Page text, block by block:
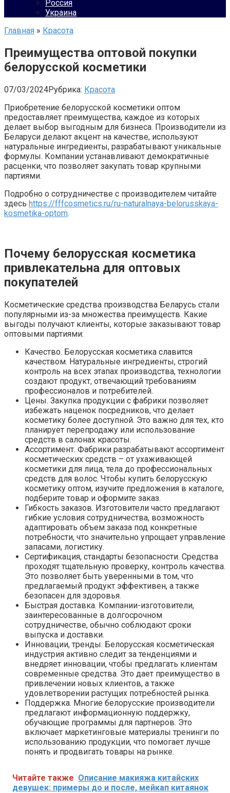
Россия
Украина
Главная » Красота
Преимущества оптовой покупки
белорусской косметики
07/03/2024Рубрика: Красота
Приобретение белорусской косметики оптом
предоставляет преимущества, каждое из которых
делает выбор выгодным для бизнеса. Производители из
Беларуси делают акцент на качестве, используют
натуральные ингредиенты, разрабатывают уникальные
формулы. Компании устанавливают демократичные
расценки, что позволяет закупать товар крупными
партиями.
Подробно о сотрудничестве с производителем читайте
здесь https://fffcosmetics.ru/ru-naturalnaya-belorusskaya-
kosmetika-optom.
Почему белорусская косметика
привлекательна для оптовых
покупателей
Косметические средства производства Беларусь стали
популярными из-за множества преимуществ. Какие
выгоды получают клиенты, которые заказывают товар
оптовыми партиями:
Качество. Белорусская косметика славится
качеством. Натуральные ингредиенты, строгий
контроль на всех этапах производства, технологии
создают продукт, отвечающий требованиям
профессионалов и потребителей.
Цены. Закупка продукции с фабрики позволяет
избежать наценок посредников, что делает
косметику более доступной. Это важно для тех, кто
планирует перепродажу или использование
средств в салонах красоты.
Ассортимент. Фабрики разрабатывают ассортимент
косметических средств – от ухаживающей
косметики для лица, тела до профессиональных
средств для волос. Чтобы купить белорусскую
косметику оптом, изучите предложения в каталоге,
подберите товар и оформите заказ.
Гибкость заказов. Изготовители часто предлагают
гибкие условия сотрудничества, возможность
адаптировать объем заказа под конкретные
потребности, что значительно упрощает управление
запасами, логистику.
Сертификация, стандарты безопасности. Средства
проходят тщательную проверку, контроль качества.
Это позволяет быть уверенными в том, что
предлагаемый продукт эффективен, а также
безопасен для здоровья.
Быстрая доставка. Компании-изготовители,
заинтересованные в долгосрочном
сотрудничестве, обычно соблюдают сроки
выпуска и доставки.
Инновации, тренды. Белорусская косметическая
индустрия активно следит за тенденциями и
внедряет инновации, чтобы предлагать клиентам
современные средства. Это дает преимущество в
привлечении новых клиентов, а также
удовлетворении растущих потребностей рынка.
Поддержка. Многие белорусские производители
предлагают информационную поддержку,
обучающие программы для партнеров. Это
включает маркетинговые материалы тренинги по
использованию продукции, что помогает лучше
понять и продвигать товары на рынке.
Читайте также Описание макияжа китайских
девушек: примеры до и после, мейкап китаянок